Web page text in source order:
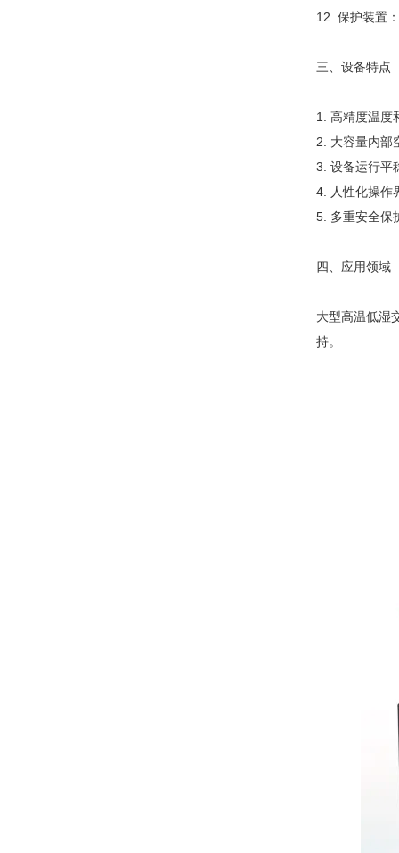
12. 保护装置
三、设备特点
1. 高精度温度
2. 大容量内部
3. 设备运行平
4. 人性化操作
5. 多重安全保
四、应用领域
大型高温低湿
持。